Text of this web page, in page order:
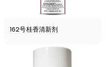
162号桂香清新剂